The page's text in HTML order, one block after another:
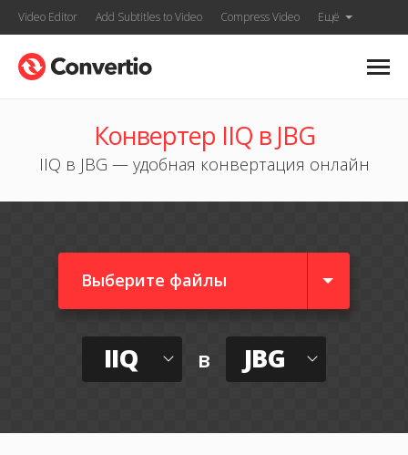
Video Editor Add Subtitles to Video Compress Video Ещё
Конвертер IIQ в JBG
IIQ в JBG — удобная конвертация онлайн
Выберите файлы
IIQ в JBG